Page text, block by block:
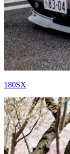
180SX